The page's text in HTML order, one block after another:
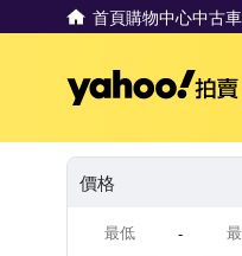
首頁購物中心中古車
價格
-